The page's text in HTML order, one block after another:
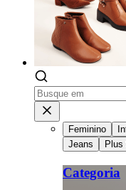
Feminino
Jeans
Plus
Categoria